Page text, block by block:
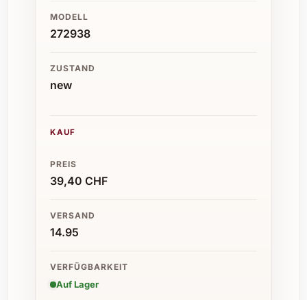
MODELL
272938
ZUSTAND
new
KAUF
PREIS
39,40 CHF
VERSAND
14.95
VERFÜGBARKEIT
Auf Lager